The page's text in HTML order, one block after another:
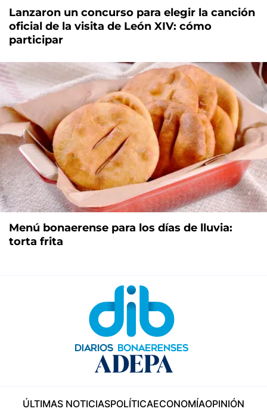
Lanzaron un concurso para elegir la canción
oficial de la visita de León XIV: cómo
participar
Menú bonaerense para los días de lluvia:
torta frita
ÚLTIMAS NOTICIASPOLÍTICAECONOMÍAOPINIÓN